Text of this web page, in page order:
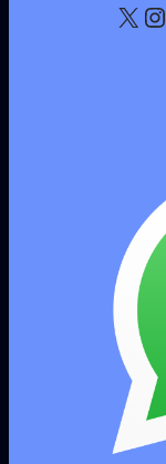
X Instagram